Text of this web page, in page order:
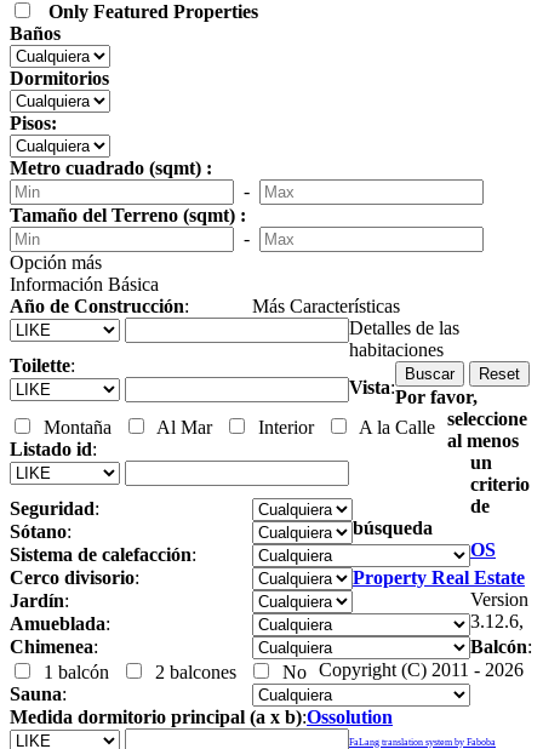
Only Featured Properties
Baños
Dormitorios
Pisos:
Metro cuadrado (sqmt) :
-
Tamaño del Terreno (sqmt) :
-
Opción más
Información Básica
Año de Construcción:
Toilette:
Vista:
Montaña
Al Mar Interior A la Calle
Más Características
Listado id:
Seguridad:
Sótano:
Sistema de calefacción:
Cerco divisorio:
Jardín:
Amueblada:
Chimenea: Balcón:
1 balcón
2 balcones
No
Sauna:
Detalles de las
habitaciones
Medida dormitorio principal (a x b):
Por favor,
seleccione
al menos
un
criterio
de
búsqueda
OS
Property Real Estate
Version
3.12.6,
Copyright (C) 2011 - 2026
Ossolution
FaLang translation system by Faboba